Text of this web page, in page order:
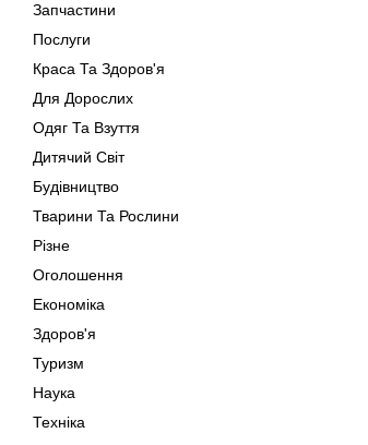
Запчастини
Послуги
Краса Та Здоров'я
Для Дорослих
Одяг Та Взуття
Дитячий Світ
Будівництво
Тварини Та Рослини
Різне
Оголошення
Економіка
Здоров'я
Туризм
Наука
Техніка